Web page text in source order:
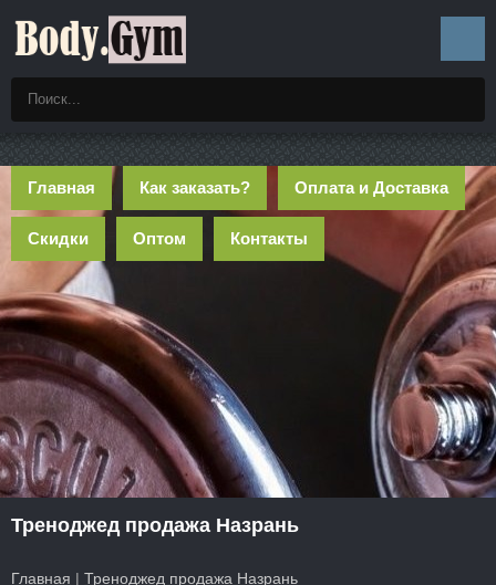
Главная Как заказать? Оплата и Доставка
Скидки Оптом Контакты
Треноджед продажа Назрань
Главная | Треноджед продажа Назрань